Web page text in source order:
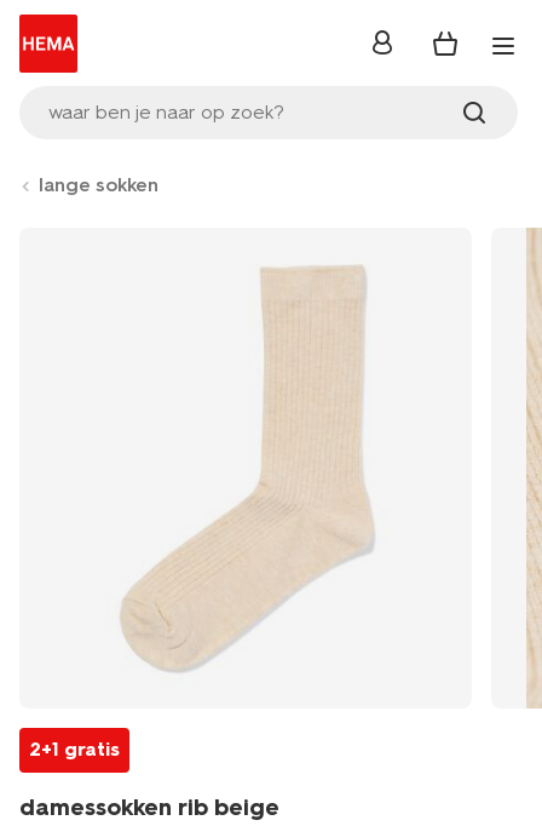
waar ben je naar op zoek?
inloggen
lange sokken
2+1 gratis
damessokken rib beige